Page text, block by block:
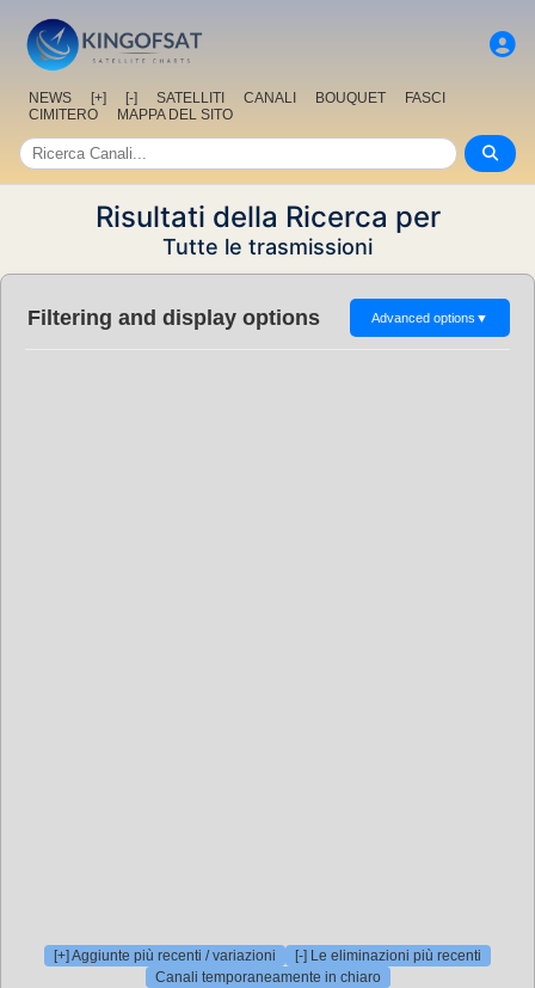
NEWS [+] [-] SATELLITI CANALI BOUQUET
FASCI
CIMITERO
MAPPA DEL SITO
Risultati della Ricerca per
Tutte le trasmissioni
Filtering and display options Advanced options ▼
[+] Aggiunte più recenti / variazioni
[-] Le eliminazioni più recenti
Canali temporaneamente in chiaro